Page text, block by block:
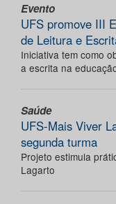
Evento
UFS promove III
de Leitura e
Iniciativa tem como
a escrita na
Saúde
UFS-Mais Viver
segunda turma
Projeto estimula
Lagarto